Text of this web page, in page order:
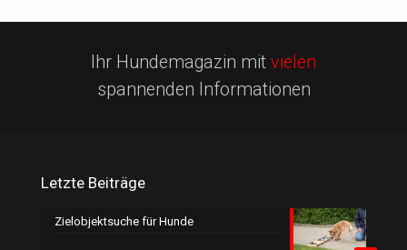
Ihr Hundemagazin mit vielen
spannenden Informationen
Letzte Beiträge
Zielobjektsuche für Hunde